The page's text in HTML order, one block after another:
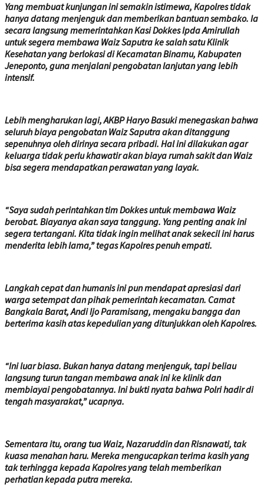
Yang membuat kunjungan ini semakin istimewa, Kapolres tidak
hanya datang menjenguk dan memberikan bantuan sembako. Ia
secara langsung memerintahkan Kasi Dokkes Ipda Amirullah
untuk segera membawa Waiz Saputra ke salah satu Klinik
Kesehatan yang berlokasi di Kecamatan Binamu, Kabupaten
Jeneponto, guna menjalani pengobatan lanjutan yang lebih
intensif.
Lebih mengharukan lagi, AKBP Haryo Basuki menegaskan bahwa
seluruh biaya pengobatan Waiz Saputra akan ditanggung
sepenuhnya oleh dirinya secara pribadi. Hal ini dilakukan agar
keluarga tidak perlu khawatir akan biaya rumah sakit dan Waiz
bisa segera mendapatkan perawatan yang layak.
“Saya sudah perintahkan tim Dokkes untuk membawa Waiz
berobat. Biayanya akan saya tanggung. Yang penting anak ini
segera tertangani. Kita tidak ingin melihat anak sekecil ini harus
menderita lebih lama,” tegas Kapolres penuh empati.
Langkah cepat dan humanis ini pun mendapat apresiasi dari
warga setempat dan pihak pemerintah kecamatan. Camat
Bangkala Barat, Andi Ijo Paramisang, mengaku bangga dan
berterima kasih atas kepedulian yang ditunjukkan oleh Kapolres.
“Ini luar biasa. Bukan hanya datang menjenguk, tapi beliau
langsung turun tangan membawa anak ini ke klinik dan
membiayai pengobatannya. Ini bukti nyata bahwa Polri hadir di
tengah masyarakat,” ucapnya.
Sementara itu, orang tua Waiz, Nazaruddin dan Risnawati, tak
kuasa menahan haru. Mereka mengucapkan terima kasih yang
tak terhingga kepada Kapolres yang telah memberikan
perhatian kepada putra mereka.